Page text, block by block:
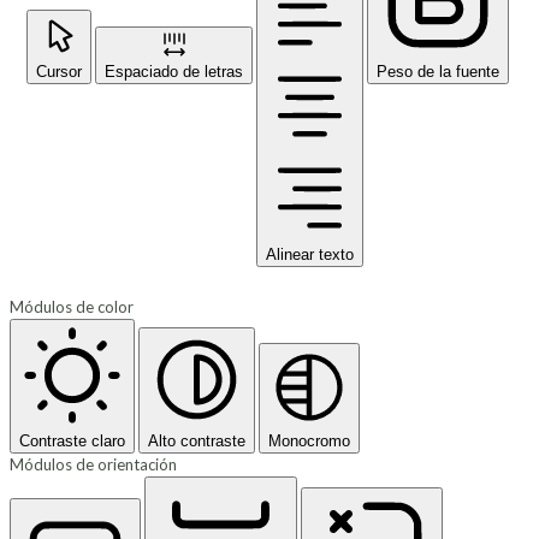
Cursor Espaciado de letras
Alinear texto
Peso de la fuente
Módulos de color
Contraste claro Alto contraste Monocromo
Módulos de orientación